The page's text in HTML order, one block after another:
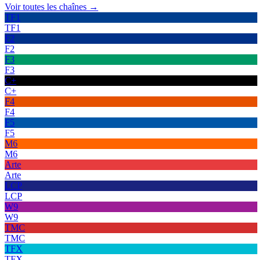
Voir toutes les chaînes →
TF1
TF1
F2
F2
F3
F3
C+
C+
F4
F4
F5
F5
M6
M6
Arte
Arte
LCP
LCP
W9
W9
TMC
TMC
TFX